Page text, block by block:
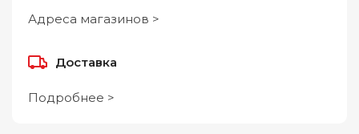
Адреса магазинов >
Доставка
Подробнее >